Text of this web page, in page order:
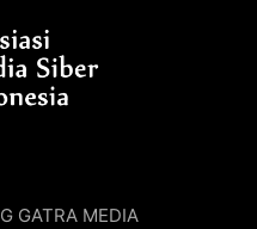
GATRA MEDIA